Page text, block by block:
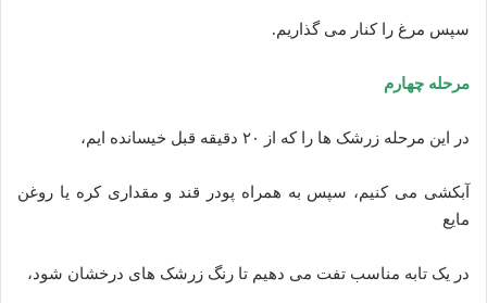
سپس مرغ را کنار می گذاریم.
مرحله چهارم
در این مرحله زرشک ها را که از ۲۰ دقیقه قبل خیسانده ایم،
آبکشی می کنیم، سپس به همراه پودر قند و مقداری کره یا روغن
مایع
در یک تابه مناسب تفت می دهیم تا رنگ زرشک های درخشان شود،